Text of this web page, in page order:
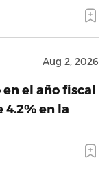
Aug 2, 2026
el año fiscal
en la